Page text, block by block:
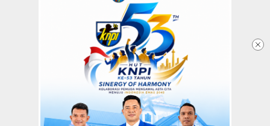
Mareu Berangkat Ke Sekolah,
Dandim Aceh Jaya Upayakan
Pembangunan Jembatan
29 January 2024 - 03:14 WIB